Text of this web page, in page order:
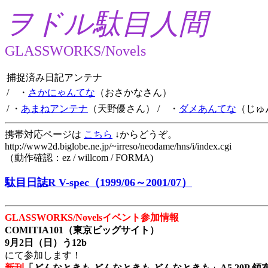
ヲドル駄目人間
GLASSWORKS/Novels
捕捉済み日記アンテナ
/ ・ さかにゃんてな （おさかなさん）
/ ・ あまねアンテナ （天野優さん） / ・ ダメあんてな （じ
携帯対応ページは こちら ↓からどうぞ。
http://www2d.biglobe.ne.jp/~irreso/neodame/hns/i/index.cgi
（動作確認：ez / willcom / FORMA)
駄目日誌R V-spec（1999/06～2001/07）
GLASSWORKS/Novelsイベント参加情報
COMITIA101（東京ビッグサイト）
9月2日（日）う12b
にて参加します！